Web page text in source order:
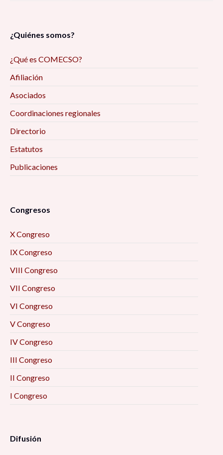
¿Quiénes somos?
¿Qué es COMECSO?
Afiliación
Asociados
Coordinaciones regionales
Directorio
Estatutos
Publicaciones
Congresos
X Congreso
IX Congreso
VIII Congreso
VII Congreso
VI Congreso
V Congreso
IV Congreso
III Congreso
II Congreso
I Congreso
Difusión